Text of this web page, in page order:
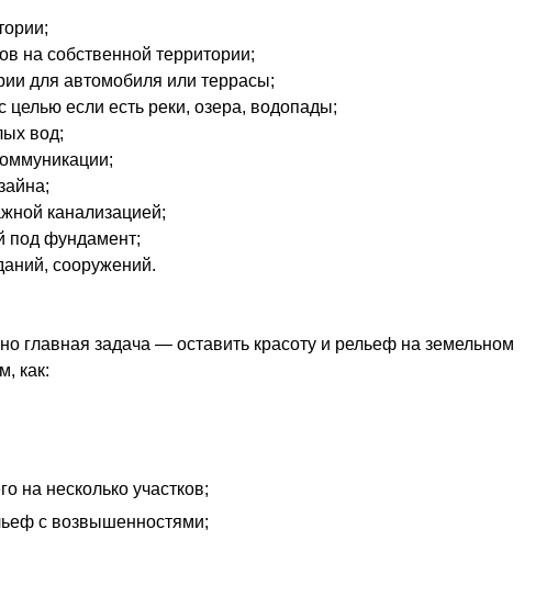
на собственной территории;
для автомобиля или террасы;
целью если есть реки, озера, водопады;
вод;
канализацией;
под фундамент;
сооружений.
главная задача — оставить красоту и рельеф на земельном
как:
на несколько участков;
с возвышенностями;